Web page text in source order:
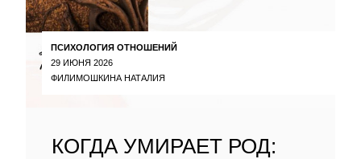
ПСИХОЛОГИЯ ОТНОШЕНИЙ
29 ИЮНЯ 2026
ФИЛИМОШКИНА НАТАЛИЯ
КОГДА УМИРАЕТ РОД: